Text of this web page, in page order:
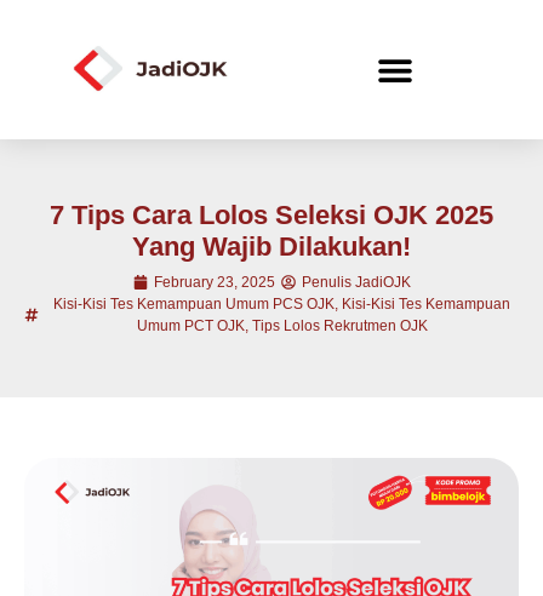
7 Tips Cara Lolos Seleksi OJK 2025
Yang Wajib Dilakukan!
February 23, 2025
Penulis JadiOJK
Kisi-Kisi Tes Kemampuan Umum PCS OJK, Kisi-Kisi Tes Kemampuan
Umum PCT OJK, Tips Lolos Rekrutmen OJK